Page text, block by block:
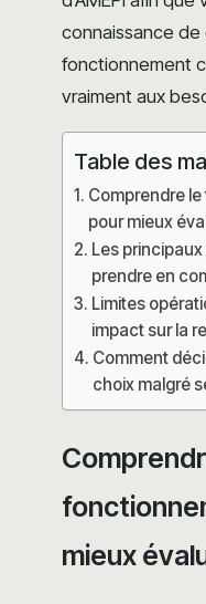
connaissance de
fonctionnement
vraiment aux
Table des
Comprendre
pour mieux
Les
prendre en
Limites
impact sur la
Comment
choix malgré
mieux